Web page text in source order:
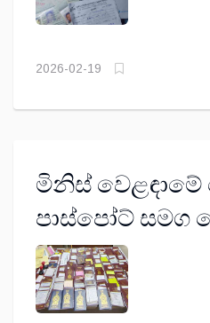
2026-02-19
මිනිස්
පාස්පෝට් සමග